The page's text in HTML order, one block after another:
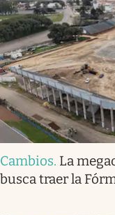
Cambios. La
busca traer la